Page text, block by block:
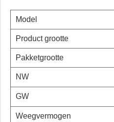
Model
Product grootte
Pakketgrootte
NW
GW
Weegvermogen